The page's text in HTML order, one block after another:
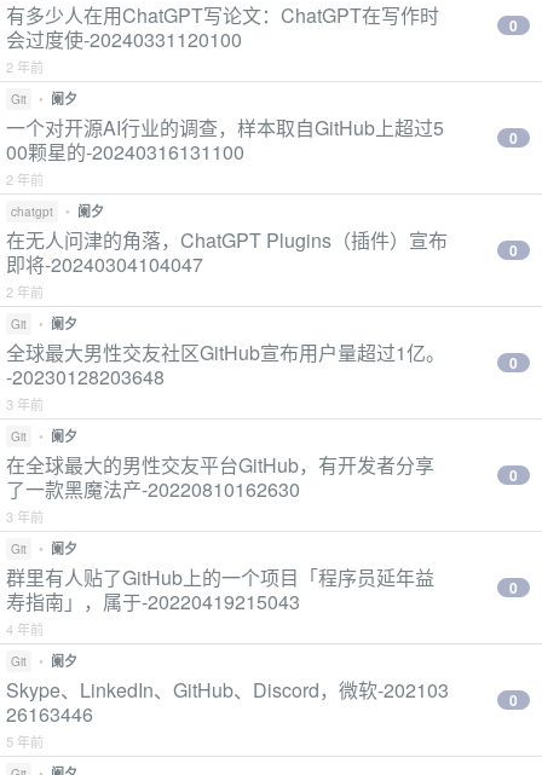
有多少人在用ChatGPT写论文：ChatGPT在写作时
会过度使-20240331120100
2 年前
0
Git • 阑夕
一个对开源AI行业的调查，样本取自GitHub上超过5
00颗星的-20240316131100
2 年前
0
chatgpt • 阑夕
在无人问津的角落，ChatGPT Plugins（插件）宣布
即将-20240304104047
2 年前
0
Git • 阑夕
全球最大男性交友社区GitHub宣布用户量超过1亿。
-20230128203648
3 年前
0
Git • 阑夕
在全球最大的男性交友平台GitHub，有开发者分享
了一款黑魔法产-20220810162630
3 年前
0
Git • 阑夕
群里有人贴了GitHub上的一个项目「程序员延年益
寿指南」，属于-20220419215043
4 年前
0
Git • 阑夕
Skype、LinkedIn、GitHub、Discord，微软-202103
26163446
5 年前
0